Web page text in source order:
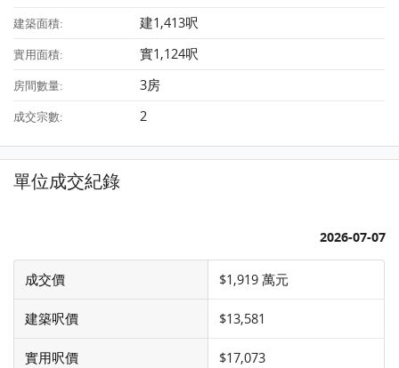
建築面積: 建1,413呎
實用面積: 實1,124呎
房間數量: 3房
成交宗數: 2
單位成交紀錄
2026-07-07
成交價 $1,919 萬元
建築呎價 $13,581
實用呎價 $17,073